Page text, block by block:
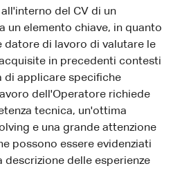
del CV di un
un elemento chiave, in quanto
datore di lavoro di valutare le
in precedenti contesti
di applicare specifiche
dell'Operatore richiede
tecnica, un'ottima
e una grande attenzione
possono essere evidenziati
delle esperienze